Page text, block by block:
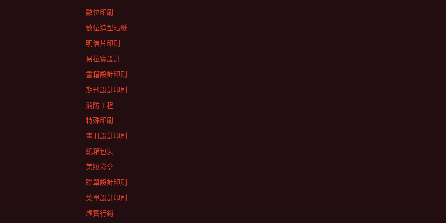
數位印刷
數位造型貼紙
明信片印刷
易拉寶設計
書籍設計印刷
期刊設計印刷
消防工程
特殊印刷
畫冊設計印刷
紙箱包裝
美妝彩盒
聯單設計印刷
菜單設計印刷
虛實行銷